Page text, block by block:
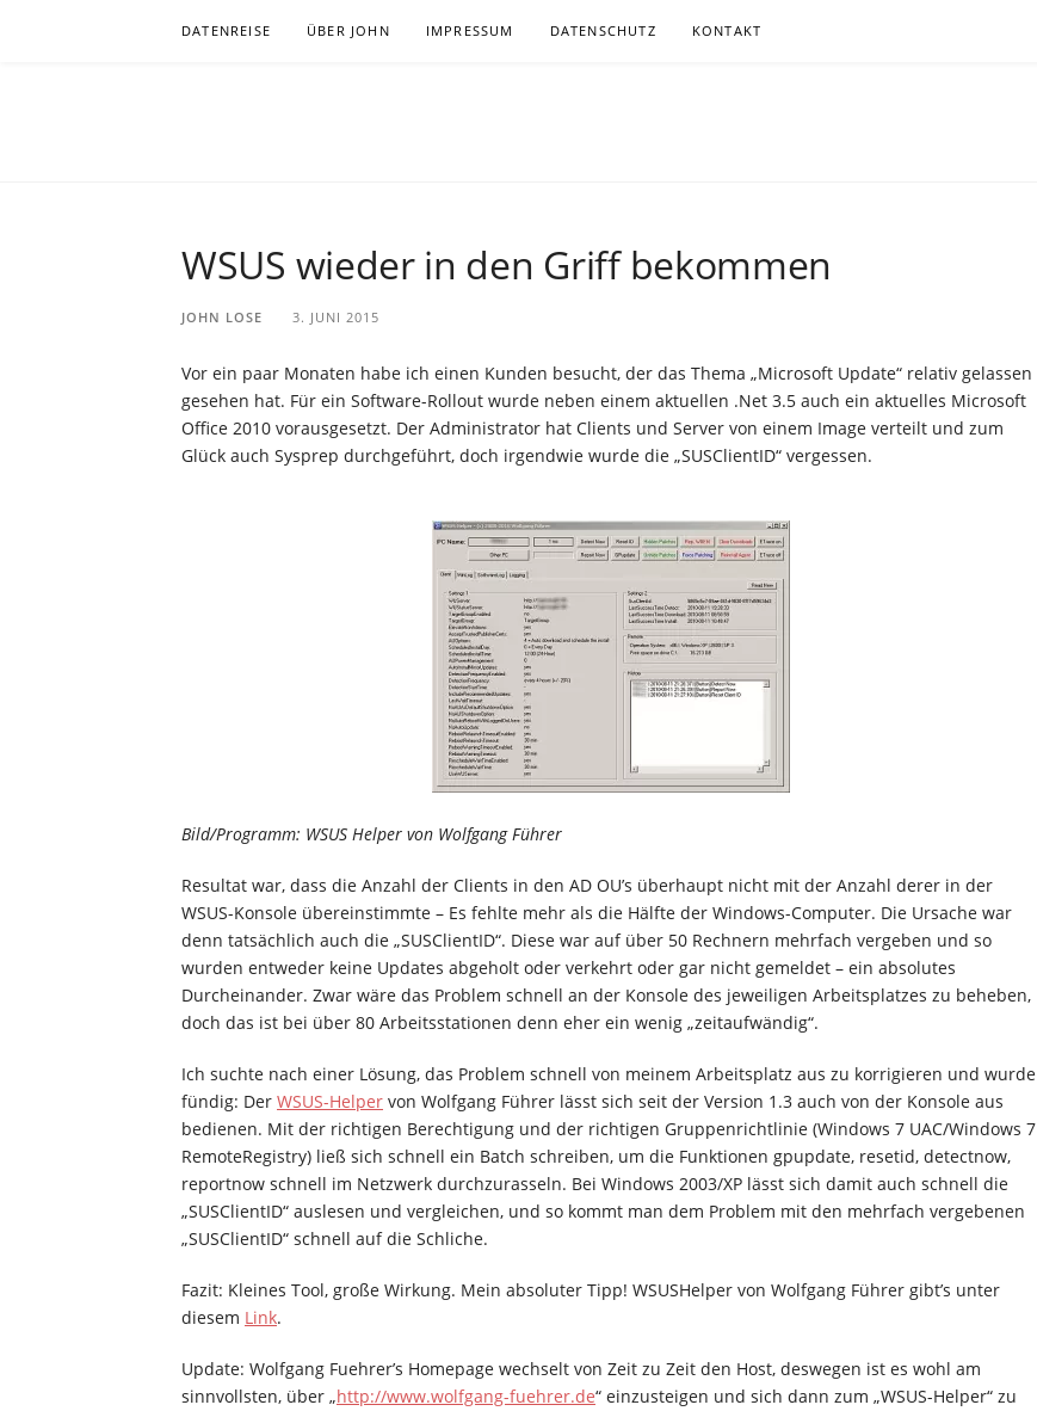
DATENREISE ÜBER JOHN IMPRESSUM DATENSCHUTZ KONTAKT
WSUS wieder in den Griff bekommen
JOHN LOSE 3. JUNI 2015
Vor ein paar Monaten habe ich einen Kunden besucht, der das Thema „Microsoft Update“ relativ gelassen
gesehen hat. Für ein Software-Rollout wurde neben einem aktuellen .Net 3.5 auch ein aktuelles Microsoft
Office 2010 vorausgesetzt. Der Administrator hat Clients und Server von einem Image verteilt und zum
Glück auch Sysprep durchgeführt, doch irgendwie wurde die „SUSClientID“ vergessen.
Bild/Programm: WSUS Helper von Wolfgang Führer
Resultat war, dass die Anzahl der Clients in den AD OU’s überhaupt nicht mit der Anzahl derer in der
WSUS-Konsole übereinstimmte – Es fehlte mehr als die Hälfte der Windows-Computer. Die Ursache war
denn tatsächlich auch die „SUSClientID“. Diese war auf über 50 Rechnern mehrfach vergeben und so
wurden entweder keine Updates abgeholt oder verkehrt oder gar nicht gemeldet – ein absolutes
Durcheinander. Zwar wäre das Problem schnell an der Konsole des jeweiligen Arbeitsplatzes zu beheben,
doch das ist bei über 80 Arbeitsstationen denn eher ein wenig „zeitaufwändig“.
Ich suchte nach einer Lösung, das Problem schnell von meinem Arbeitsplatz aus zu korrigieren und wurde
fündig: Der WSUS-Helper von Wolfgang Führer lässt sich seit der Version 1.3 auch von der Konsole aus
bedienen. Mit der richtigen Berechtigung und der richtigen Gruppenrichtlinie (Windows 7 UAC/Windows 7
RemoteRegistry) ließ sich schnell ein Batch schreiben, um die Funktionen gpupdate, resetid, detectnow,
reportnow schnell im Netzwerk durchzurasseln. Bei Windows 2003/XP lässt sich damit auch schnell die
„SUSClientID“ auslesen und vergleichen, und so kommt man dem Problem mit den mehrfach vergebenen
„SUSClientID“ schnell auf die Schliche.
Fazit: Kleines Tool, große Wirkung. Mein absoluter Tipp! WSUSHelper von Wolfgang Führer gibt’s unter
diesem Link.
Update: Wolfgang Fuehrer’s Homepage wechselt von Zeit zu Zeit den Host, deswegen ist es wohl am
sinnvollsten, über „http://www.wolfgang-fuehrer.de“ einzusteigen und sich dann zum „WSUS-Helper“ zu